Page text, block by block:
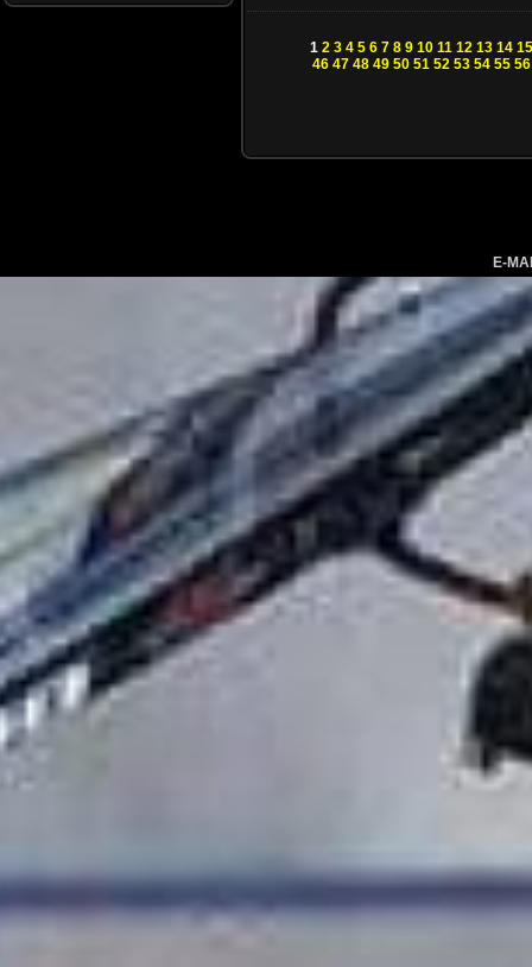
1 2 3 4 5 6 7 8 9 10 11 12 13 14 15
46 47 48 49 50 51 52 53 54 55 56
E-